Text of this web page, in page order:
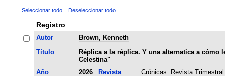
Seleccionar todo Deseleccionar todo
Registro
Autor
Brown, Kenneth
Título
Réplica a la réplica. Y una alternatica a
Celestina"
Año
2026 Revista
Crónicas: Revista